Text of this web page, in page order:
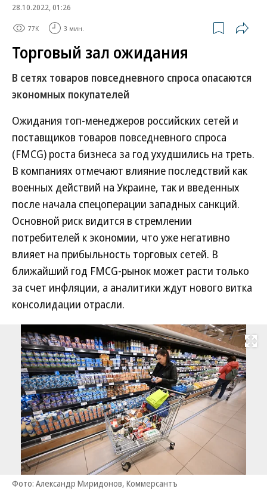
28.10.2022, 01:26
77K 3 мин.
Торговый зал ожидания
В сетях товаров повседневного спроса опасаются
экономных покупателей
Ожидания топ-менеджеров российских сетей и
поставщиков товаров повседневного спроса
(FMCG) роста бизнеса за год ухудшились на треть.
В компаниях отмечают влияние последствий как
военных действий на Украине, так и введенных
после начала спецоперации западных санкций.
Основной риск видится в стремлении
потребителей к экономии, что уже негативно
влияет на прибыльность торговых сетей. В
ближайший год FMCG-рынок может расти только
за счет инфляции, а аналитики ждут нового витка
консолидации отрасли.
Развернуть
Фото: Александр Миридонов, Коммерсантъ